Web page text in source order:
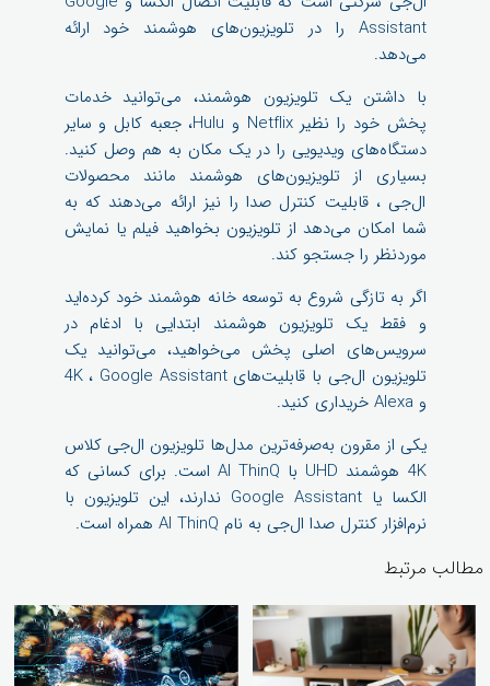
Assistant را در تلویزیون‌های هوشمند خود ارائه
می‌دهد.
با داشتن یک تلویزیون هوشمند، می‌توانید خدمات
پخش خود را نظیر Netflix و Hulu، جعبه کابل و سایر
دستگاه‌های ویدیویی را در یک مکان به هم وصل کنید.
بسیاری از تلویزیون‌های هوشمند مانند محصولات
ال‌جی ، قابلیت کنترل صدا را نیز ارائه می‌دهند که به
شما امکان می‌دهد از تلویزیون بخواهید فیلم یا نمایش
موردنظر را جستجو کند.
اگر به تازگی شروع به توسعه خانه هوشمند خود کرده‌اید
و فقط یک تلویزیون هوشمند ابتدایی با ادغام در
سرویس‌های اصلی پخش می‌خواهید، می‌توانید یک
تلویزیون ال‌جی با قابلیت‌های 4K ، Google Assistant
و Alexa خریداری کنید.
یکی از مقرون به‌صرفه‌ترین مدل‌ها تلویزیون ال‌جی کلاس
4K هوشمند UHD با AI ThinQ است. برای کسانی که
الکسا یا Google Assistant ندارند، این تلویزیون با
نرم‌افزار کنترل صدا ال‌جی به نام AI ThinQ همراه است.
مطالب مرتبط